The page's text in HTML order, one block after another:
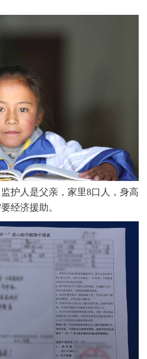
护人是父亲，家里8口人，身高
经济援助。